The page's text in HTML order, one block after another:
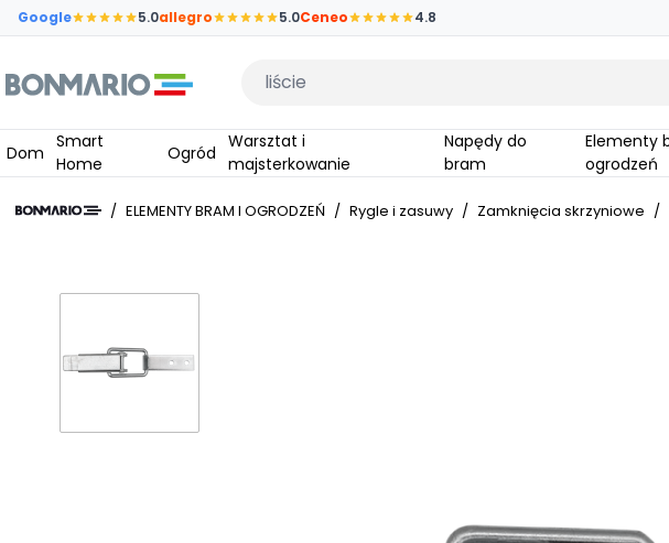
Przejdź do głównej zawartości strony
Google 5.0allegro 5.0Ceneo 4.8
Wpisz czego szukasz
Dom
Smart
Home
Ogród
Warsztat i
majsterkowanie
Napędy do
bram
Elementy bram i
ogrodzeń
/ ELEMENTY BRAM I OGRODZEŃ / Rygle i zasuwy / Zamknięcia skrzyniowe /